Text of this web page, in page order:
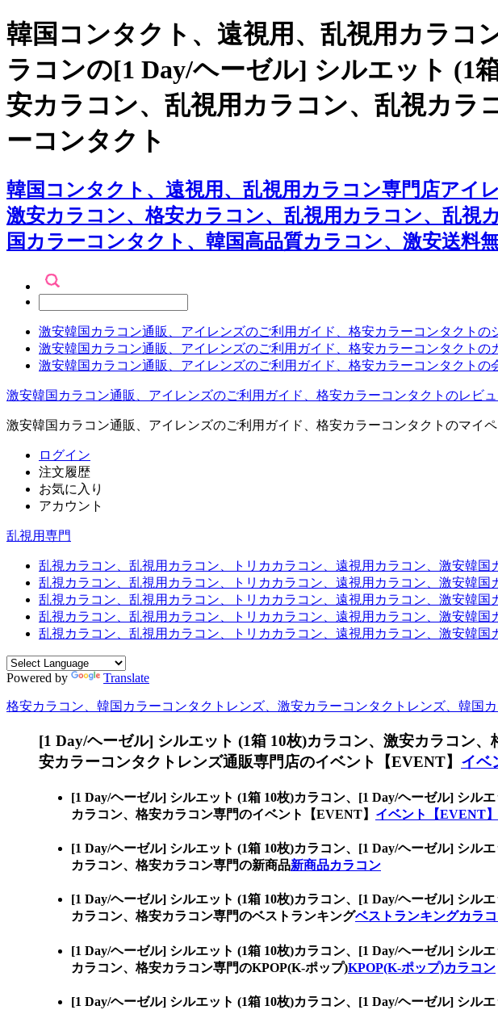
韓国コンタクト、遠視用、乱視用カラコ
ラコンの[1 Day/ヘーゼル] シルエット (1
安カラコン、乱視用カラコン、乱視カラ
ーコンタクト
韓国コンタクト、遠視用、乱視用カラコン専門店アイ
激安カラコン、格安カラコン、乱視用カラコン、乱視
国カラーコンタクト、韓国高品質カラコン、激安送料
激安韓国カラコン通販、アイレンズのご利用ガイド、格安カラーコンタクトの
激安韓国カラコン通販、アイレンズのご利用ガイド、格安カラーコンタクトの
激安韓国カラコン通販、アイレンズのご利用ガイド、格安カラーコンタクトの
激安韓国カラコン通販、アイレンズのご利用ガイド、格安カラーコンタクトのレビ
激安韓国カラコン通販、アイレンズのご利用ガイド、格安カラーコンタクトのマイ
ログイン
注文履歴
お気に入り
アカウント
乱視用専門
乱視カラコン、乱視用カラコン、トリカカラコン、遠視用カラコン、激安韓国
乱視カラコン、乱視用カラコン、トリカカラコン、遠視用カラコン、激安韓国
乱視カラコン、乱視用カラコン、トリカカラコン、遠視用カラコン、激安韓国
乱視カラコン、乱視用カラコン、トリカカラコン、遠視用カラコン、激安韓国
乱視カラコン、乱視用カラコン、トリカカラコン、遠視用カラコン、激安韓国
Powered by Translate
格安カラコン、韓国カラーコンタクトレンズ、激安カラーコンタクトレンズ、韓国
[1 Day/ヘーゼル] シルエット (1箱 10枚)カラコン、 激安カラコン、
安カラーコンタクトレンズ通販専門店のイベント【EVENT】 イベ
[1 Day/ヘーゼル] シルエット (1箱 10枚)カラコン、 [1 Day/ヘーゼル] シル
カラコン、格安カラコン専門のイベント【EVENT】 イベント【EVENT
[1 Day/ヘーゼル] シルエット (1箱 10枚)カラコン、 [1 Day/ヘーゼル] シル
カラコン、格安カラコン専門の新商品新商品カラコン
[1 Day/ヘーゼル] シルエット (1箱 10枚)カラコン、 [1 Day/ヘーゼル] シル
カラコン、格安カラコン専門のベストランキングベストランキングカラ
[1 Day/ヘーゼル] シルエット (1箱 10枚)カラコン、 [1 Day/ヘーゼル] シル
カラコン、格安カラコン専門のKPOP(K-ポップ)KPOP(K-ポップ)カラコン
[1 Day/ヘーゼル] シルエット (1箱 10枚)カラコン、 [1 Day/ヘーゼル] シル